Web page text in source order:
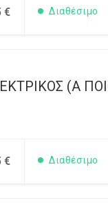
€ Διαθέσιμο
(Α
€ Διαθέσιμο